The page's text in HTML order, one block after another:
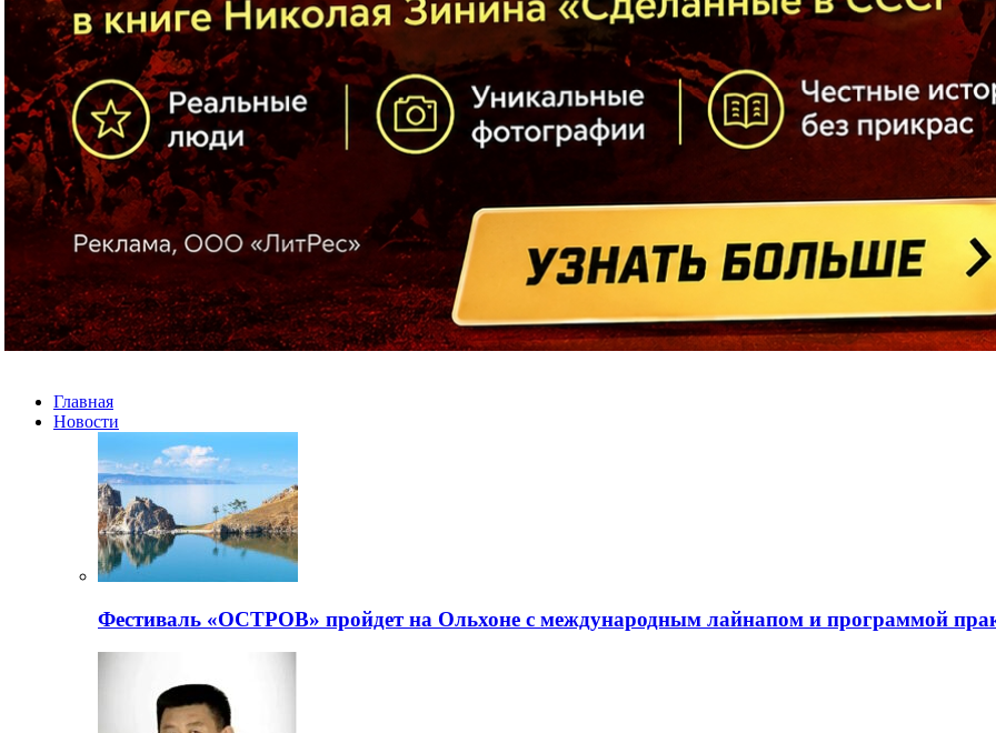
Главная
Новости
Фестиваль «ОСТРОВ» пройдет на Ольхоне с международным лайнапом и программой